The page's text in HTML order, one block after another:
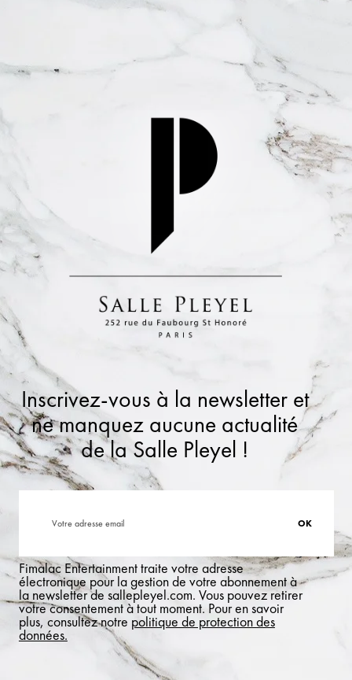
Inscrivez-vous à la newsletter et
ne manquez aucune actualité
de la Salle Pleyel !
Fimalac Entertainment traite votre adresse
électronique pour la gestion de votre abonnement à
la newsletter de sallepleyel.com. Vous pouvez retirer
votre consentement à tout moment. Pour en savoir
plus, consultez notre politique de protection des
données.